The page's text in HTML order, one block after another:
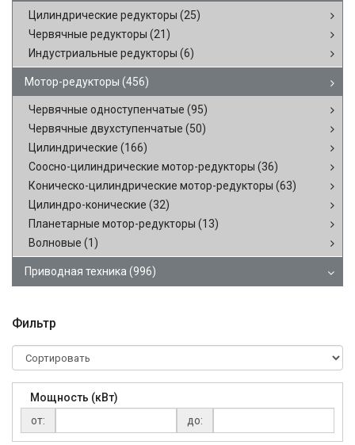
Цилиндрические редукторы (25)
Червячные редукторы (21)
Индустриальные редукторы (6)
Мотор-редукторы (456)
Червячные одноступенчатые (95)
Червячные двухступенчатые (50)
Цилиндрические (166)
Соосно-цилиндрические мотор-редукторы (36)
Коническо-цилиндрические мотор-редукторы (63)
Цилиндро-конические (32)
Планетарные мотор-редукторы (13)
Волновые (1)
Приводная техника (996)
Фильтр
Мощность (кВт)
от:
до: